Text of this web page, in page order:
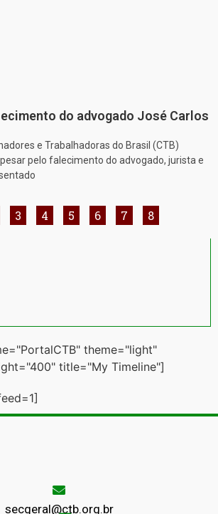
do advogado José Carlos
e Trabalhadoras do Brasil (CTB)
pelo falecimento do advogado, jurista e
3 4 5 6 7 8
theme="light"
title="My Timeline"]
secgeral@ctb.org.br